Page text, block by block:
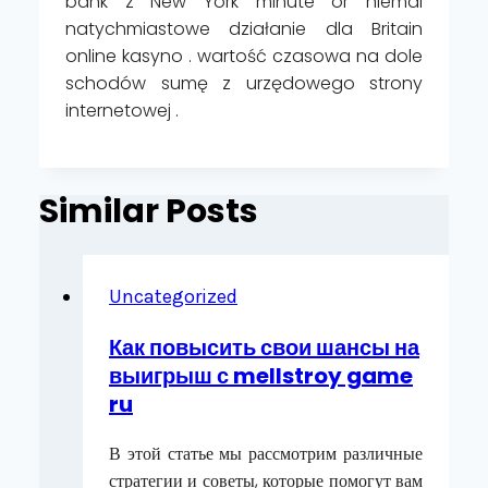
natychmiastowe działanie dla Britain
online kasyno . wartość czasowa na dole
schodów sumę z urzędowego strony
internetowej .
Similar Posts
Uncategorized
Как повысить свои шансы на
выигрыш с mellstroy game
ru
В этой статье мы рассмотрим различные
стратегии и советы, которые помогут вам